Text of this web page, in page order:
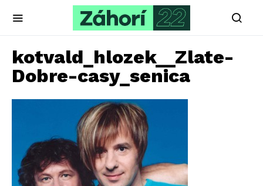
kotvald_hlozek__Zlate-
Dobre-casy_senica